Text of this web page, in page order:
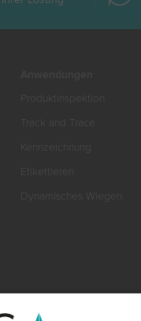
Produktinspektion
Track and Trace
Kennzeichnung
Etikettieren
Dynamisches Wiegen